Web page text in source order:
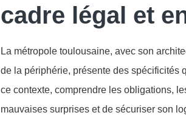
cadre légal et
La métropole toulousaine, avec son
de la périphérie, présente des spécificités
ce contexte, comprendre les obligations,
mauvaises surprises et de sécuriser son